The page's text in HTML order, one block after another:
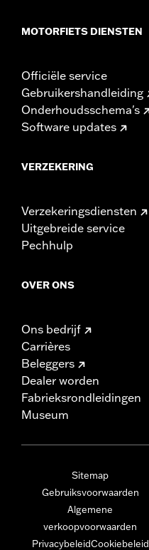
MOTORFIETS DIENSTEN
Officiële service
Gebruikershandleiding
Onderhoudsschema's
Software updates
VERZEKERING
Verzekeringsdiensten
Uitgebreide service
Pechhulp
OVER ONS
Ons bedrijf
Carrières
Beleggers
Dealer worden
Fabrieksrondleidingen
Museum
Sitemap
Gebruiksvoorwaarden
Algemene
verkoopvoorwaarden
PrivacybeleidCookiebeleid